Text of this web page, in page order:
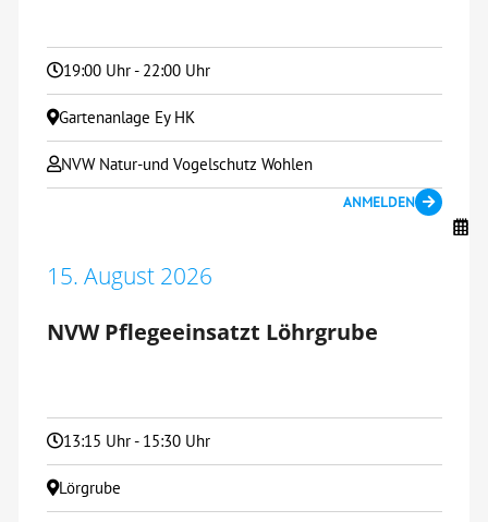
19:00 Uhr - 22:00 Uhr
Gartenanlage Ey HK
NVW Natur-und Vogelschutz Wohlen
ANMELDEN
15. August 2026
NVW Pflegeeinsatzt Löhrgrube
13:15 Uhr - 15:30 Uhr
Lörgrube